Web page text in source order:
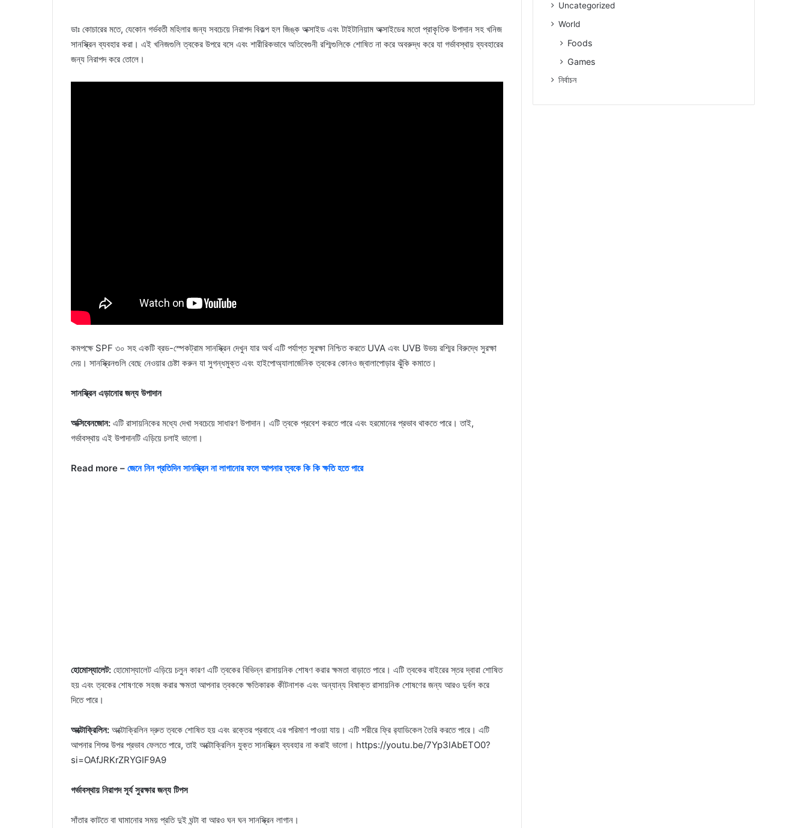
ডাঃ কোচারের মতে, যেকোন গর্ভবতী মহিলার জন্য সবচেয়ে নিরাপদ বিকল্প হল জিঙ্ক অক্সাইড এবং টাইটানিয়াম অক্সাইডের মতো প্রাকৃতিক উপাদান সহ খনিজ
সানস্ক্রিন ব্যবহার করা। এই খনিজগুলি ত্বকের উপরে বসে এবং শারীরিকভাবে অতিবেগুনী রশ্মিগুলিকে শোষিত না করে অবরুদ্ধ করে যা গর্ভাবস্থায় ব্যবহারের
জন্য নিরাপদ করে তোলে।
কমপক্ষে SPF ৩০ সহ একটি ব্রড-স্পেকট্রাম সানস্ক্রিন দেখুন যার অর্থ এটি পর্যাপ্ত সুরক্ষা নিশ্চিত করতে UVA এবং UVB উভয় রশ্মির বিরুদ্ধে সুরক্ষা
দেয়। সানস্ক্রিনগুলি বেছে নেওয়ার চেষ্টা করুন যা সুগন্ধমুক্ত এবং হাইপোঅ্যালার্জেনিক ত্বকের কোনও জ্বালাপোড়ার ঝুঁকি কমাতে।
সানস্ক্রিন এড়ানোর জন্য উপাদান
অক্সিবেনজোন: এটি রাসায়নিকের মধ্যে দেখা সবচেয়ে সাধারণ উপাদান। এটি ত্বকে প্রবেশ করতে পারে এবং হরমোনের প্রভাব থাকতে পারে। তাই,
গর্ভাবস্থায় এই উপাদানটি এড়িয়ে চলাই ভালো।
Read more – জেনে নিন প্রতিদিন সানস্ক্রিন না লাগানোর ফলে আপনার ত্বকে কি কি ক্ষতি হতে পারে
হোমোস্যালেট: হোমোস্যালেট এড়িয়ে চলুন কারণ এটি ত্বকের বিভিন্ন রাসায়নিক শোষণ করার ক্ষমতা বাড়াতে পারে। এটি ত্বকের বাইরের স্তর দ্বারা শোষিত
হয় এবং ত্বকের শোষণকে সহজ করার ক্ষমতা আপনার ত্বককে ক্ষতিকারক কীটনাশক এবং অন্যান্য বিষাক্ত রাসায়নিক শোষণের জন্য আরও দুর্বল করে
দিতে পারে।
অক্টোক্রিলিন: অক্টোক্রিলিন দ্রুত ত্বকে শোষিত হয় এবং রক্তের প্রবাহে এর পরিমাণ পাওয়া যায়। এটি শরীরে ফ্রি র‌্যাডিকেল তৈরি করতে পারে। এটি
আপনার শিশুর উপর প্রভাব ফেলতে পারে, তাই অক্টোক্রিলিন যুক্ত সানস্ক্রিন ব্যবহার না করাই ভালো। https://youtu.be/7Yp3lAbETO0?
si=OAfJRKrZRYGIF9A9
গর্ভাবস্থায় নিরাপদ সূর্য সুরক্ষার জন্য টিপস
সাঁতার কাটতে বা ঘামানোর সময় প্রতি দুই ঘন্টা বা আরও ঘন ঘন সানস্ক্রিন লাগান।
Uncategorized
World
Foods
Games
নিৰ্বাচন